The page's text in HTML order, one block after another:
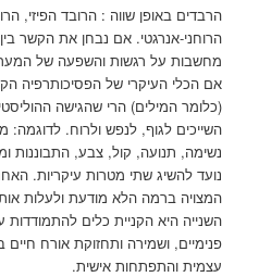
הרבדים באופן שווה : הרובד הפיזי,
הרוחני-אנרגטי. אם נבחן את הקשר
מחשבות על רגשות והשפעה של
אם הכלי העיקרי של הפסיכותרפיה
(כלומר המילים) הרי שהגישה
השייכים לגוף, לנפש ולרוח. לדוגמה:
נשימה, תנועה, קול, צבע, התבוננות
נועד להשיג שתי מטרות עיקריות.
המצויה ברמה הלא מודעת ולעלות
השנייה היא הקניית כלים
פנימיים, ושמירה ותחזוקת אורח
עצמית והתפתחות אישית.